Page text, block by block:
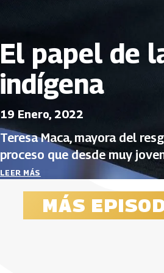
El papel de
indígena
19 Enero, 2022
Teresa Maca, mayora del
proceso que desde muy
primera gobernadora en su
liderar procesos.
LEER MÁS
MÁS